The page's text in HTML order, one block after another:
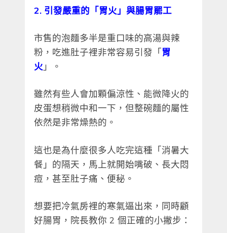
2. 引發嚴重的「胃火」與腸胃罷工
市售的泡麵多半是重口味的高湯與辣
粉，吃進肚子裡非常容易引發「胃
火 」。
雖然有些人會加顆偏涼性、能微降火的
皮蛋想稍微中和一下，但整碗麵的屬性
依然是非常燥熱的。
這也是為什麼很多人吃完這種「消暑大
餐」的隔天，馬上就開始嘴破、長大悶
痘，甚至肚子痛、便秘。
想要把冷氣房裡的寒氣逼出來，同時顧
好腸胃，院長教你 2 個正確的小撇步：